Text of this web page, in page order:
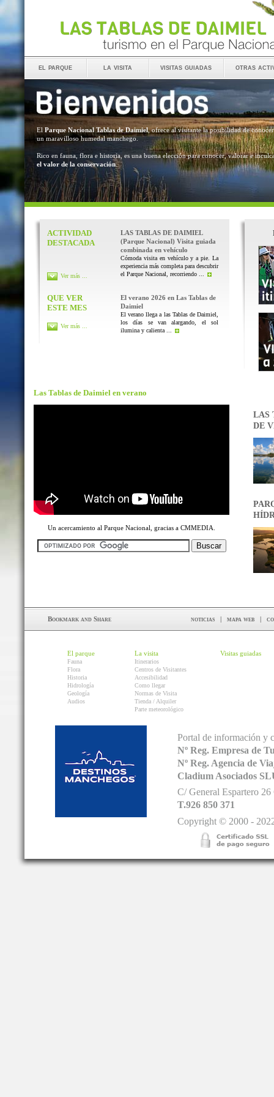
el parque la visita visitas guiadas otras
El Parque Nacional Tablas de Daimiel, ofrece al visitante la posibilidad de conocer
un maravilloso humedal manchego.
Rico en fauna, flora e historia, es una buena elección para conocer, valorar e
el valor de la conservación.
ACTIVIDAD
DESTACADA
LAS TABLAS DE DAIMIEL
(Parque Nacional) Visita guiada
combinada en vehículo
Cómoda visita en vehículo y a pie. La
experiencia más completa para descubrir
el Parque Nacional, recorriendo ...
Ver más ...
QUE VER
ESTE MES
El verano 2026 en Las Tablas de
Daimiel
El verano llega a las Tablas de Daimiel,
los días se van alargando, el sol
ilumina y calienta ...
Ver más ...
Las Tablas de Daimiel en verano
Un acercamiento al Parque Nacional, gracias a CMMEDIA.
LAS
DE
noticias | mapa web |
El parque
Fauna
Flora
Historia
Hidrología
Geología
Audios
La visita
Itinerarios
Centros de Visitantes
Accesibilidad
Como llegar
Normas de Visita
Tienda / Alquiler
Parte meteorológico
Visitas guiadas
Portal de información y
Nº Reg. Empresa de
Nº Reg. Agencia de
Cladium Asociados
C/ General Espartero
T.926 850 371
Copyright © 2000 -